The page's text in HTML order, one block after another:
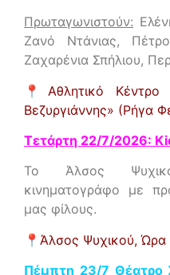
Πρωταγωνιστούν:
Ζανό Ντάνιας,
Ζαχαρένια Σπήλιου,
📍 Αθλητικό
Βεζυργιάννης» (Ρήγα
Τετάρτη 22/7/2026:
Το Άλσος
κινηματογράφο με
μας φίλους.
📍 Άλσος Ψυχικού,Ώρα
Πέμπτη 23/7 Θέατρο